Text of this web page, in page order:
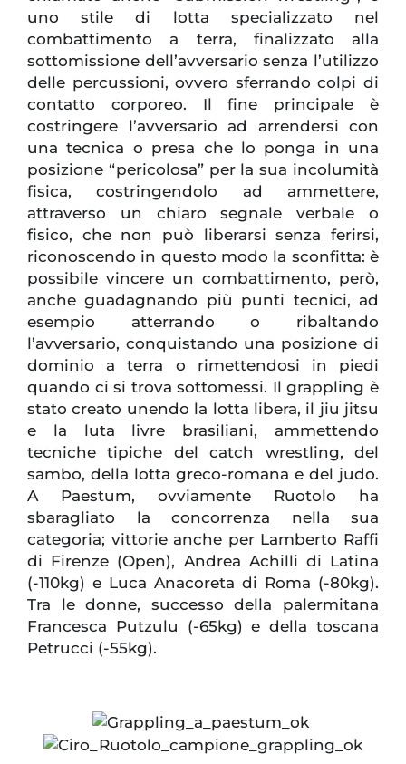
uno stile di lotta specializzato nel
combattimento a terra, finalizzato alla
sottomissione dell’avversario senza l’utilizzo
delle percussioni, ovvero sferrando colpi di
contatto corporeo. Il fine principale è
costringere l’avversario ad arrendersi con
una tecnica o presa che lo ponga in una
posizione “pericolosa” per la sua incolumità
fisica, costringendolo ad ammettere,
attraverso un chiaro segnale verbale o
fisico, che non può liberarsi senza ferirsi,
riconoscendo in questo modo la sconfitta: è
possibile vincere un combattimento, però,
anche guadagnando più punti tecnici, ad
esempio atterrando o ribaltando
l’avversario, conquistando una posizione di
dominio a terra o rimettendosi in piedi
quando ci si trova sottomessi. Il grappling è
stato creato unendo la lotta libera, il jiu jitsu
e la luta livre brasiliani, ammettendo
tecniche tipiche del catch wrestling, del
sambo, della lotta greco-romana e del judo.
A Paestum, ovviamente Ruotolo ha
sbaragliato la concorrenza nella sua
categoria; vittorie anche per Lamberto Raffi
di Firenze (Open), Andrea Achilli di Latina
(-110kg) e Luca Anacoreta di Roma (-80kg).
Tra le donne, successo della palermitana
Francesca Putzulu (-65kg) e della toscana
Petrucci (-55kg).